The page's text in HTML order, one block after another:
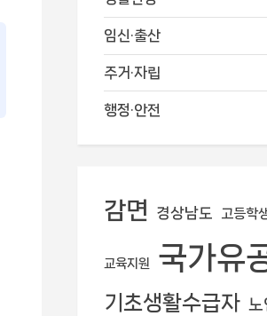
임신·출산
주거·자립
행정·안전
감면 경상남도 고등학
교육지원 국가유
기초생활수급자 노